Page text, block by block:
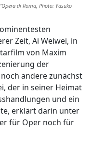
di Roma, Photo: Yasuko
Zeit, Ai Weiwei, in
von Maxim
der
andere zunächst
der in seiner Heimat
und ein
erklärt darin unter
für Oper noch für